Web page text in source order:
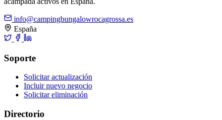
info@campingbungalowrocagrossa.es
España
Soporte
Solicitar actualización
Incluir nuevo negocio
Solicitar eliminación
Directorio